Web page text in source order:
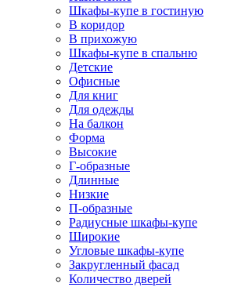
Шкафы-купе в гостиную
В коридор
В прихожую
Шкафы-купе в спальню
Детские
Офисные
Для книг
Для одежды
На балкон
Форма
Высокие
Г-образные
Длинные
Низкие
П-образные
Радиусные шкафы-купе
Широкие
Угловые шкафы-купе
Закругленный фасад
Количество дверей